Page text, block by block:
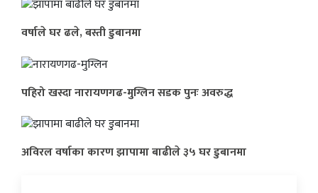
वर्षाले घर ढले, बस्ती डुबानमा
पहिरो खस्दा नारायणगढ-मुग्लिन सडक पुनः अवरुद्ध
अविरल वर्षाका कारण झापामा बाढीले ३५ घर डुबानमा